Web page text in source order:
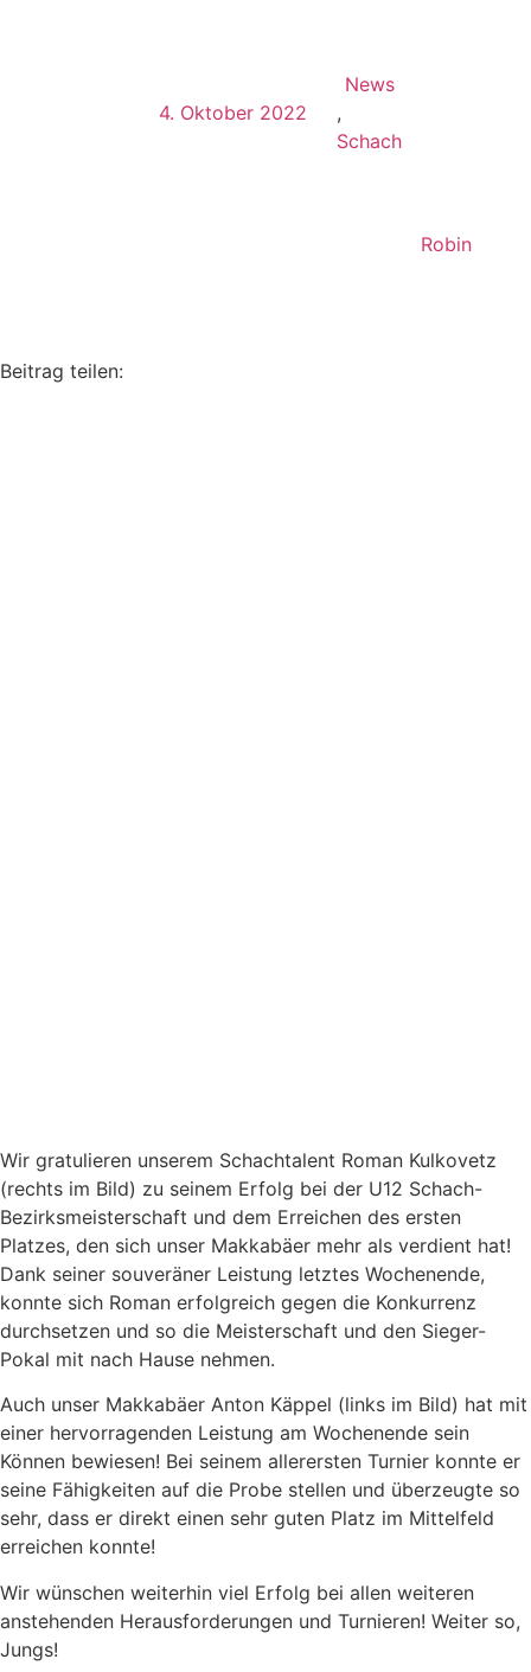
4. Oktober 2022
News
,
Schach
Robin
Beitrag teilen:
Wir gratulieren unserem Schachtalent Roman Kulkovetz
(rechts im Bild) zu seinem Erfolg bei der U12 Schach-
Bezirksmeisterschaft und dem Erreichen des ersten
Platzes, den sich unser Makkabäer mehr als verdient hat!
Dank seiner souveräner Leistung letztes Wochenende,
konnte sich Roman erfolgreich gegen die Konkurrenz
durchsetzen und so die Meisterschaft und den Sieger-
Pokal mit nach Hause nehmen.
Auch unser Makkabäer Anton Käppel (links im Bild) hat mit
einer hervorragenden Leistung am Wochenende sein
Können bewiesen! Bei seinem allerersten Turnier konnte er
seine Fähigkeiten auf die Probe stellen und überzeugte so
sehr, dass er direkt einen sehr guten Platz im Mittelfeld
erreichen konnte!
Wir wünschen weiterhin viel Erfolg bei allen weiteren
anstehenden Herausforderungen und Turnieren! Weiter so,
Jungs!